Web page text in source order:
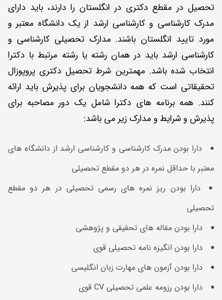
تحصیل در مقطع دکتری در انگلستان را دارند، باید دارای
مدرک کارشناسی و کارشناسی ارشد از یک دانشگاه معتبر و
مورد تایید انگلستان باشند. مدارک تحصیلی کارشناسی و
کارشناسی ارشد باید در همان رشته یا رشته مرتبط با دکترا
انتخاب شده باشد. مهمترین شرط تحصیل دکتری پروپوزال
تحقیقاتی است که همه دانشجویان برای پذیرش باید ارائه
کنند. همه برنامه های دکترا شامل یک دور مصاحبه برای
پذیرش و شرایط و مدارک زیر می باشد:
دارا بودن مدرک کارشناسی و کارشناسی ارشد از دانشگاه های
معتبر با حداقل نمره در هر دو مقطع تحصیلی
دارا بودن ریز نمره های رسمی تحصیلی در هر دو مقطع
تحصیلی
دارا بودن مقاله های تحقیقی و پژوهشی
دارا بودن انگیزه نامه تحصیلی قوی
دارا بودن آزمون های مهارت زبان انگلیسی
دارا بودن رزومه علمی تحصیلی CV قوی